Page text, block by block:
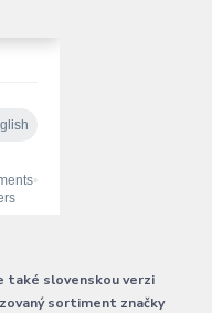
také slovenskou verzi
sortiment značky